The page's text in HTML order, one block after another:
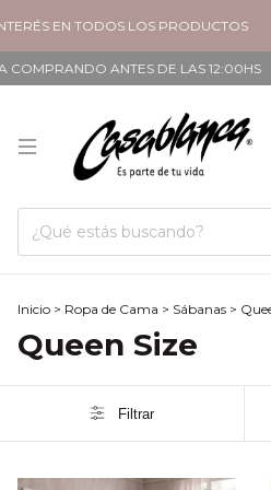
EN TODOS LOS PRODUCTOS
ANTES DE LAS 12:00HS
Inicio > Ropa de Cama > Sábanas >
Queen Size
Filtrar